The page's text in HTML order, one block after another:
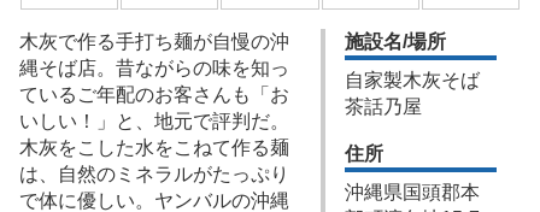
木灰で作る手打ち麺が自慢の沖
縄そば店。昔ながらの味を知っ
ているご年配のお客さんも「お
いしい！」と、地元で評判だ。
木灰をこした水をこねて作る麺
は、自然のミネラルがたっぷり
で体に優しい。ヤンバルの沖縄
施設名/場所
自家製木灰そば
茶話乃屋
住所
沖縄県国頭郡本